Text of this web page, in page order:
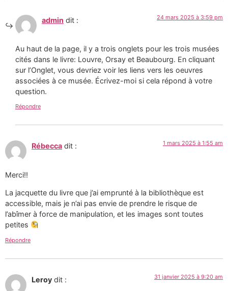
admin dit : 24 mars 2025 à 3:59 pm
Au haut de la page, il y a trois onglets pour les trois musées
cités dans le livre: Louvre, Orsay et Beaubourg. En cliquant
sur l’Onglet, vous devriez voir les liens vers les oeuvres
associées à ce musée. Écrivez-moi si cela répond à votre
question.
Répondre
Rébecca dit : 1 mars 2025 à 1:55 am
Merci!!
La jacquette du livre que j’ai emprunté à la bibliothèque est
accessible, mais je n’ai pas envie de prendre le risque de
l’abîmer à force de manipulation, et les images sont toutes
petites
Répondre
Leroy dit : 31 janvier 2025 à 9:20 am